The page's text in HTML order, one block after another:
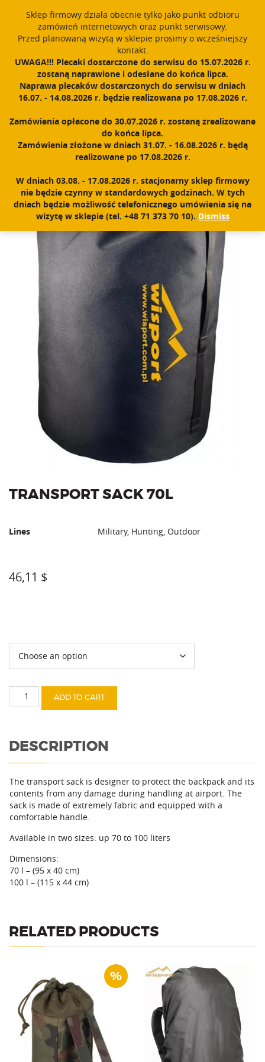
PROUDLY MADE IN POLAND SINCE 1984 English
Register Sign In 0
o
g
l
n
i
g
a
t
Home|Shop|Accessories|Transport sacks|Transport sack 70l
TRANSPORT SACK 70L
Lines Military, Hunting, Outdoor
46,11 $
Transport
sack
ADD TO CART
DESCRIPTION
The transport sack is designer to protect the backpack and its
contents from any damage during handling at airport. The
sack is made of extremely fabric and equipped with a
comfortable handle.
Available in two sizes: up 70 to 100 liters
Dimensions:
70 l – (95 x 40 cm)
100 l – (115 x 44 cm)
RELATED PRODUCTS
%
A pocket for a water bottle.
Backpack cover for 30-40l
backpack.
Sklep firmowy działa obecnie tylko jako punkt odbioru
zamówień internetowych oraz punkt serwisowy.
Przed planowaną wizytą w sklepie prosimy o wcześniejszy
kontakt.
UWAGA!!! Plecaki dostarczone do serwisu do 15.07.2026 r.
zostaną naprawione i odesłane do końca lipca.
Naprawa plecaków dostarczonych do serwisu w dniach
16.07. - 14.08.2026 r. będzie realizowana po 17.08.2026 r.
Zamówienia opłacone do 30.07.2026 r. zostaną zrealizowane
do końca lipca.
Zamówienia złożone w dniach 31.07. - 16.08.2026 r. będą
realizowane po 17.08.2026 r.
W dniach 03.08. - 17.08.2026 r. stacjonarny sklep firmowy
nie będzie czynny w standardowych godzinach. W tych
dniach będzie możliwość telefonicznego umówienia się na
wizytę w sklepie (tel. +48 71 373 70 10). Dismiss